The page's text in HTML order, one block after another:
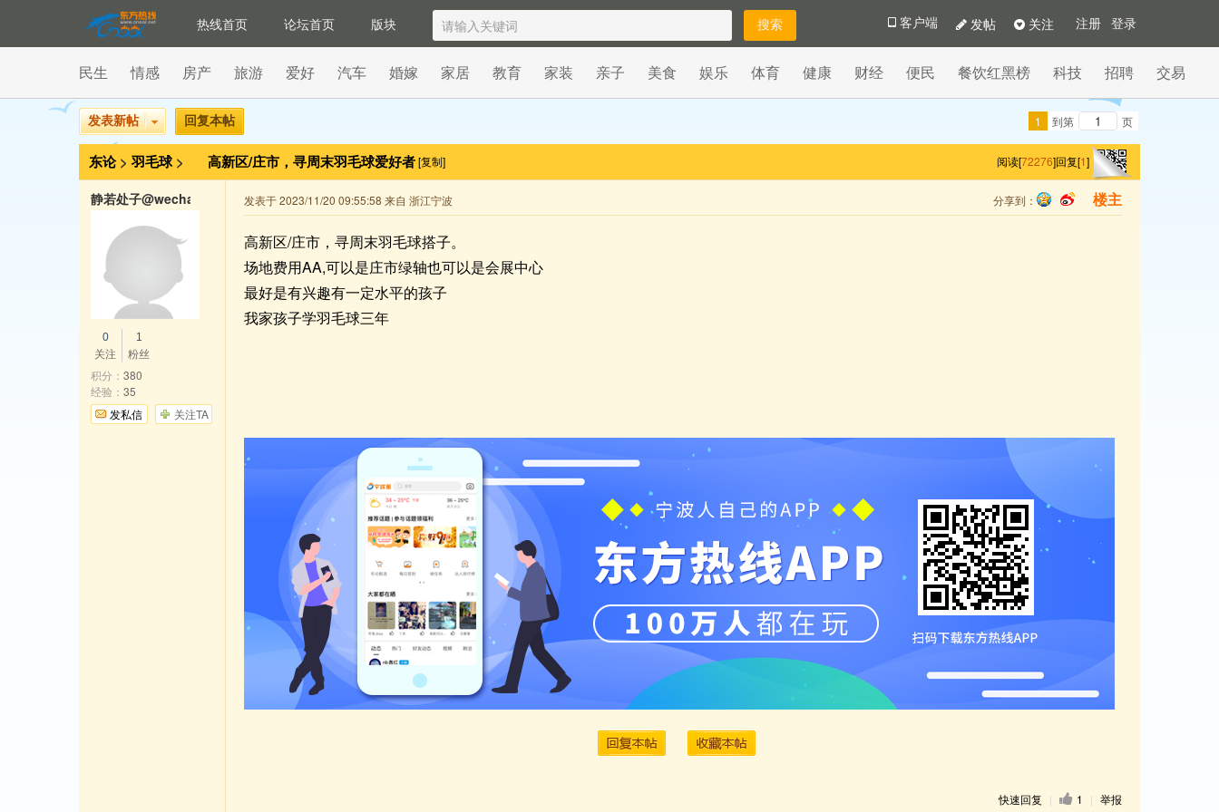
热线首页 论坛首页 版块 注册 登录
关注
发帖
客户端
民生 情感 房产 旅游 爱好 汽车 婚嫁 家居 教育 家装 亲子 美食 娱乐 体育 健康 财经 便民 餐饮红黑榜 科技 招聘 交易
发表新帖 回复本帖 1 到第 页
东论 > 羽毛球 > 高新区/庄市，寻周末羽毛球爱好者[复制] 阅读[72276]回复[1]
发表于 2023/11/20 09:55:58 来自 浙江宁波 楼主
分享到：
qq
sina
高新区/庄市，寻周末羽毛球搭子。
场地费用AA,可以是庄市绿轴也可以是会展中心
最好是有兴趣有一定水平的孩子
我家孩子学羽毛球三年
快速回复 | 1 | 举报
静若处子@wechat
0
关注
1
粉丝
积分： 380
经验： 35
发私信
关注TA